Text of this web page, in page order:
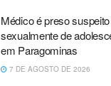
Médico é preso
sexualmente de
em Paragominas
7 DE AGOSTO DE 2026